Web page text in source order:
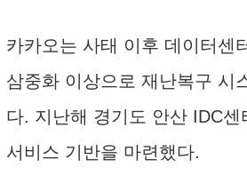
카카오는 사태 이후 데이터센
삼중화 이상으로 재난복구 시
다. 지난해 경기도 안산 IDC센
서비스 기반을 마련했다.